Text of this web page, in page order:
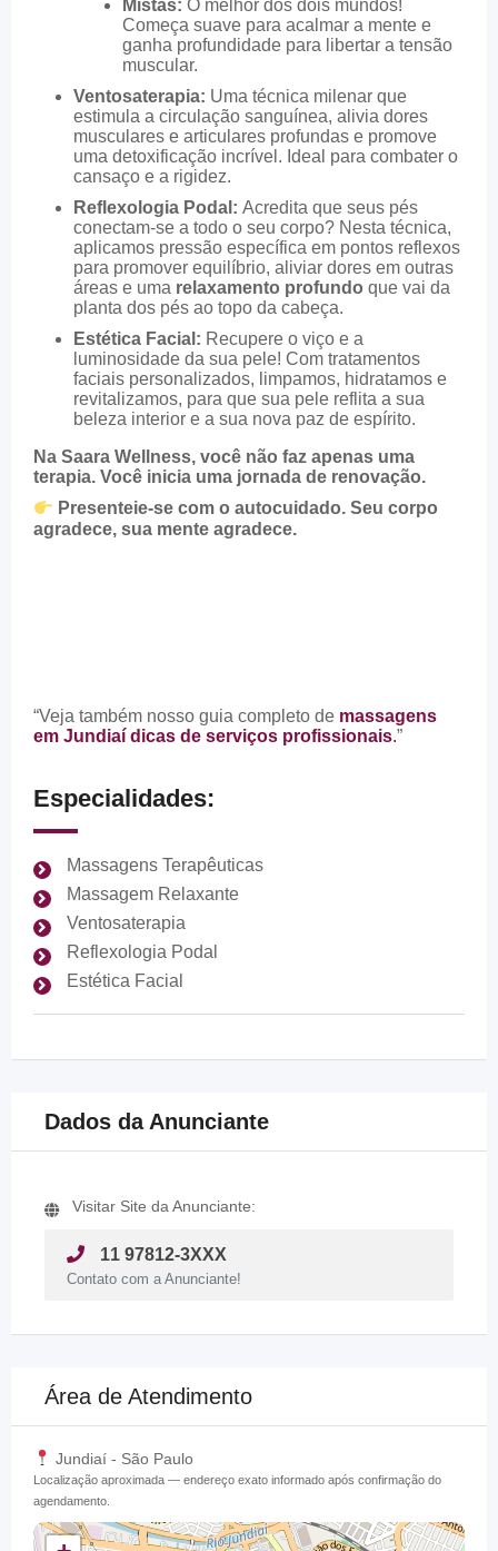
Mistas: O melhor dos dois mundos!
Começa suave para acalmar a mente e
ganha profundidade para libertar a tensão
muscular.
Ventosaterapia: Uma técnica milenar que
estimula a circulação sanguínea, alivia dores
musculares e articulares profundas e promove
uma detoxificação incrível. Ideal para combater o
cansaço e a rigidez.
Reflexologia Podal: Acredita que seus pés
conectam-se a todo o seu corpo? Nesta técnica,
aplicamos pressão específica em pontos reflexos
para promover equilíbrio, aliviar dores em outras
áreas e uma relaxamento profundo que vai da
planta dos pés ao topo da cabeça.
Estética Facial: Recupere o viço e a
luminosidade da sua pele! Com tratamentos
faciais personalizados, limpamos, hidratamos e
revitalizamos, para que sua pele reflita a sua
beleza interior e a sua nova paz de espírito.
Na Saara Wellness, você não faz apenas uma
terapia. Você inicia uma jornada de renovação.
Presenteie-se com o autocuidado. Seu corpo
agradece, sua mente agradece.
“Veja também nosso guia completo de massagens
em Jundiaí dicas de serviços profissionais.”
Especialidades:
Massagens Terapêuticas
Massagem Relaxante
Ventosaterapia
Reflexologia Podal
Estética Facial
Dados da Anunciante
Visitar Site da Anunciante:
11 97812-3XXX
Contato com a Anunciante!
Área de Atendimento
Jundiaí - São Paulo
Localização aproximada — endereço exato informado após confirmação do
agendamento.